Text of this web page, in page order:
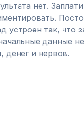
нет.
устроен так, что
данные
денег и нервов.